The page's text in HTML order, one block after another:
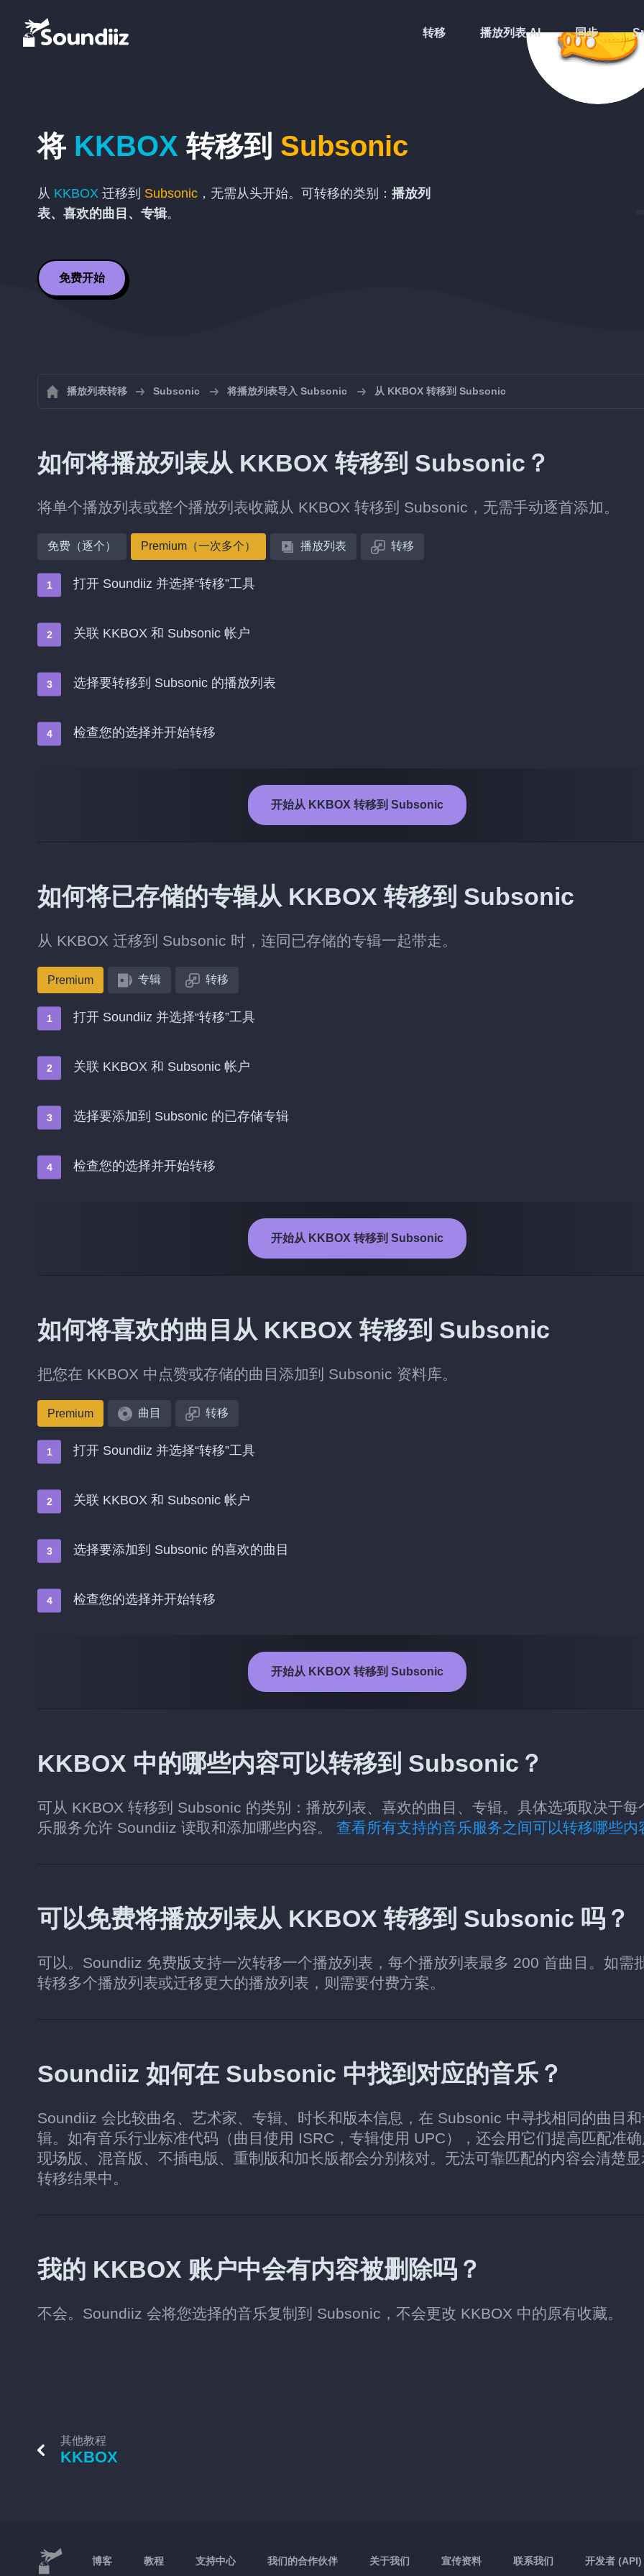
转移 播放列表 AI 同步
将 KKBOX 转移到 Subsonic
从 KKBOX 迁移到 Subsonic ，无需从头开始。可转移的类别： 播放列
表、喜欢的曲目、专辑。
免费开始
播放列表转移 Subsonic 将播放列表导入 Subsonic 从 KKBOX 转移到 Subsonic
如何将播放列表从 KKBOX 转移到 Subsonic？
将单个播放列表或整个播放列表收藏从 KKBOX 转移到 Subsonic，无需手动逐首添加。
免费（逐个） Premium（一次多个） 播放列表 转移
打开 Soundiiz 并选择“转移”工具
关联 KKBOX 和 Subsonic 帐户
选择要转移到 Subsonic 的播放列表
检查您的选择并开始转移
开始从 KKBOX 转移到 Subsonic
如何将已存储的专辑从 KKBOX 转移到 Subsonic
从 KKBOX 迁移到 Subsonic 时，连同已存储的专辑一起带走。
Premium 专辑 转移
打开 Soundiiz 并选择“转移”工具
关联 KKBOX 和 Subsonic 帐户
选择要添加到 Subsonic 的已存储专辑
检查您的选择并开始转移
开始从 KKBOX 转移到 Subsonic
如何将喜欢的曲目从 KKBOX 转移到 Subsonic
把您在 KKBOX 中点赞或存储的曲目添加到 Subsonic 资料库。
Premium 曲目 转移
打开 Soundiiz 并选择“转移”工具
关联 KKBOX 和 Subsonic 帐户
选择要添加到 Subsonic 的喜欢的曲目
检查您的选择并开始转移
开始从 KKBOX 转移到 Subsonic
KKBOX 中的哪些内容可以转移到 Subsonic？
可从 KKBOX 转移到 Subsonic 的类别：播放列表、喜欢的曲目、专辑。具体选项取决于每
乐服务允许 Soundiiz 读取和添加哪些内容。 查看所有支持的音乐服务之间可以转移哪些内
可以免费将播放列表从 KKBOX 转移到 Subsonic 吗？
可以。Soundiiz 免费版支持一次转移一个播放列表，每个播放列表最多 200 首曲目。如需
转移多个播放列表或迁移更大的播放列表，则需要付费方案。
Soundiiz 如何在 Subsonic 中找到对应的音乐？
Soundiiz 会比较曲名、艺术家、专辑、时长和版本信息，在 Subsonic 中寻找相同的曲目
辑。如有音乐行业标准代码（曲目使用 ISRC，专辑使用 UPC），还会用它们提高匹配准
现场版、混音版、不插电版、重制版和加长版都会分别核对。无法可靠匹配的内容会清楚
转移结果中。
我的 KKBOX 账户中会有内容被删除吗？
不会。Soundiiz 会将您选择的音乐复制到 Subsonic，不会更改 KKBOX 中的原有收藏。
其他教程
KKBOX
博客 教程 支持中心 我们的合作伙伴 关于我们 宣传资料 联系我们 开发者 (API)